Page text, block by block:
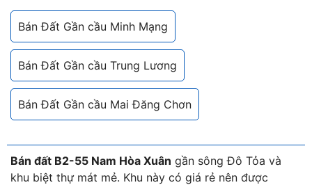
Bán Đất Gần cầu Minh Mạng
Bán Đất Gần cầu Trung Lương
Bán Đất Gần cầu Mai Đăng Chơn
Bán đất B2-55 Nam Hòa Xuân gần sông Đô Tỏa và
khu biệt thự mát mẻ. Khu này có giá rẻ nên được